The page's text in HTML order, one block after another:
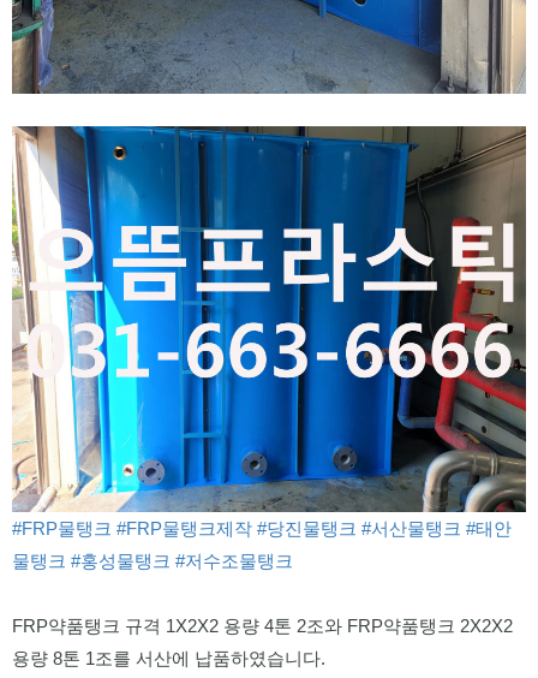
#FRP물탱크 #FRP물탱크제작 #당진물탱크 #서산물탱크 #태안
물탱크 #홍성물탱크 #저수조물탱크
FRP약품탱크 규격 1X2X2 용량 4톤 2조와 FRP약품탱크 2X2X2
용량 8톤 1조를 서산에 납품하였습니다.